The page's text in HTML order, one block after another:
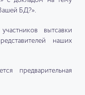
БД?».
вытсавки
наших
предварительная